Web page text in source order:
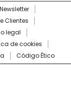
Newsletter
Clientes
legal
de cookies
Código Ético